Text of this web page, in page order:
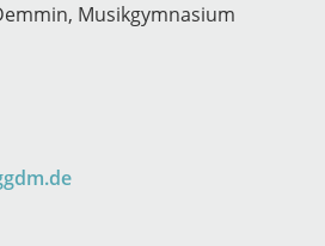
Musikgymnasium